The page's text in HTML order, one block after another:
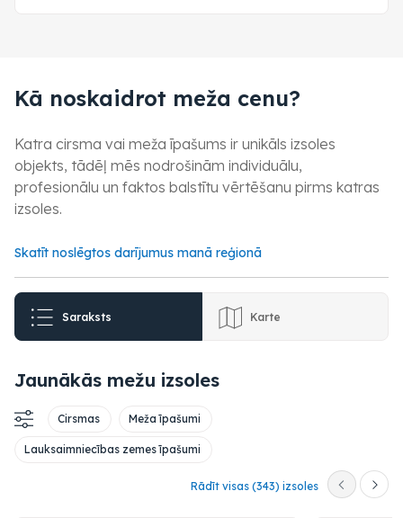
Kā noskaidrot meža cenu?
Katra cirsma vai meža īpašums ir unikāls izsoles
objekts, tādēļ mēs nodrošinām individuālu,
profesionālu un faktos balstītu vērtēšanu pirms katras
izsoles.
Skatīt noslēgtos darījumus manā reģionā
Saraksts Karte
Jaunākās mežu izsoles
Cirsmas Meža īpašumi
Lauksaimniecības zemes īpašumi
Rādīt visas (343) izsoles